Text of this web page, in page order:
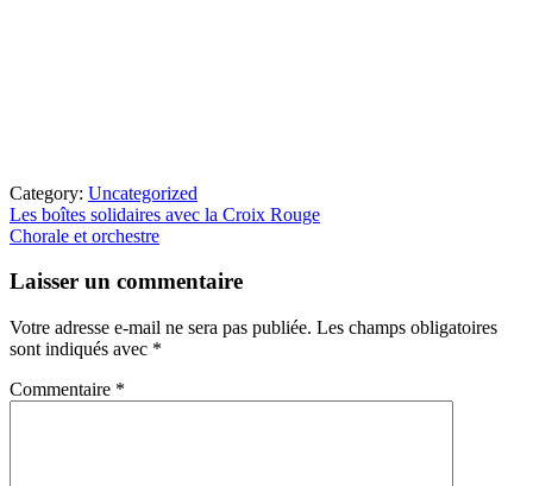
Category: Uncategorized
Article
précédent
Les boîtes solidaires avec la Croix Rouge
Article
:
Chorale et orchestre
du
lecteur
Laisser un commentaire
Votre adresse e-mail ne sera pas publiée. Les champs obligatoires
sont indiqués avec *
Commentaire *